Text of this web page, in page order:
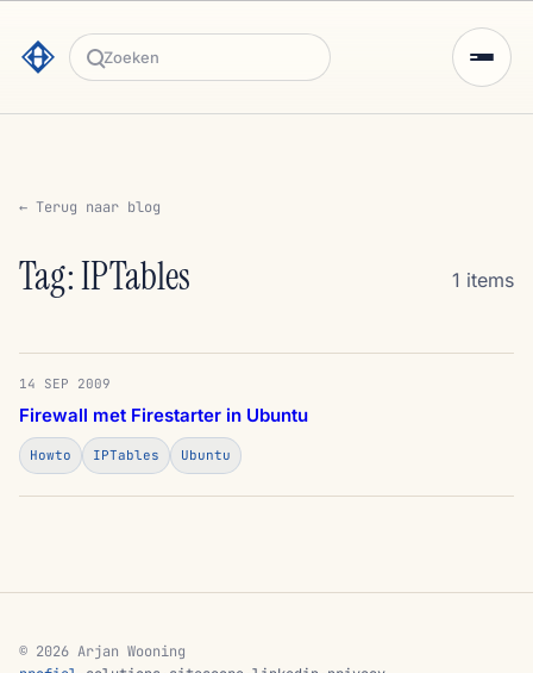
Zoeken
← Terug naar blog
Tag: IPTables 1 items
14 SEP 2009
Firewall met Firestarter in Ubuntu
Howto IPTables Ubuntu
© 2026 Arjan Wooning